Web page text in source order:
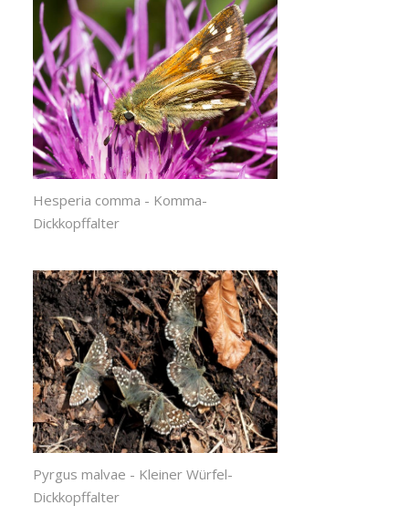
Hesperia comma - Komma-
Dickkopffalter
Pyrgus malvae - Kleiner Würfel-
Dickkopffalter